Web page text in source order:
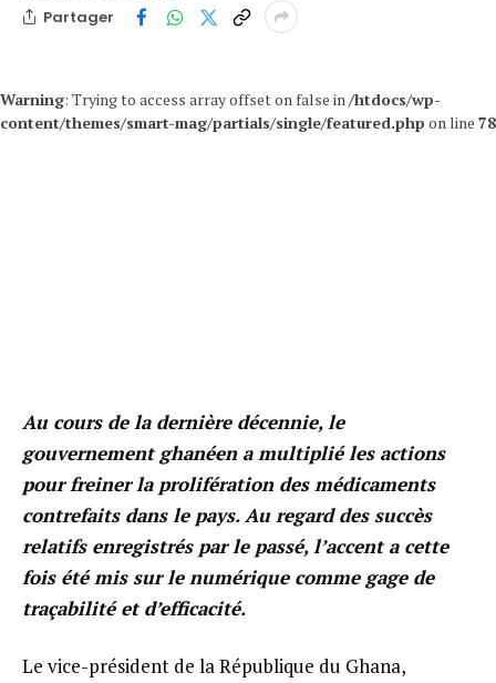
Partager
Warning: Trying to access array offset on false in/htdocs/wp-
content/themes/smart-mag/partials/single/featured.php on line 78
Au cours de la dernière décennie, le
gouvernement ghanéen a multiplié les actions
pour freiner la prolifération des médicaments
contrefaits dans le pays. Au regard des succès
relatifs enregistrés par le passé, l’accent a cette
fois été mis sur le numérique comme gage de
traçabilité et d’efficacité.
Le vice-président de la République du Ghana,